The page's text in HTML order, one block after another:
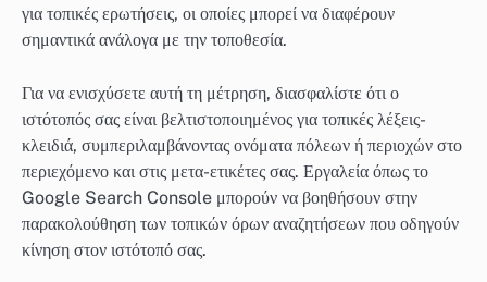
για τοπικές ερωτήσεις, οι οποίες μπορεί να διαφέρουν
σημαντικά ανάλογα με την τοποθεσία.
Για να ενισχύσετε αυτή τη μέτρηση, διασφαλίστε ότι ο
ιστότοπός σας είναι βελτιστοποιημένος για τοπικές λέξεις-
κλειδιά, συμπεριλαμβάνοντας ονόματα πόλεων ή περιοχών στο
περιεχόμενο και στις μετα-ετικέτες σας. Εργαλεία όπως το
Google Search Console μπορούν να βοηθήσουν στην
παρακολούθηση των τοπικών όρων αναζητήσεων που οδηγούν
κίνηση στον ιστότοπό σας.